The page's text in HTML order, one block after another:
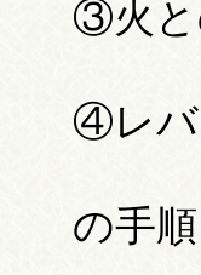
③火と
④レバ
の手